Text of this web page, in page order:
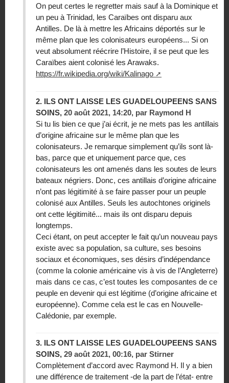
On peut certes le regretter mais sauf à la Dominique et
un peu à Trinidad, les Caraïbes ont disparu aux
Antilles. De là à mettre les Africains déportés sur le
même plan que les colonisateurs européens... Si on
veut absolument réécrire l’Histoire, il se peut que les
Caraïbes aient colonisé les Arawaks.
https://fr.wikipedia.org/wiki/Kalinago
2. ILS ONT LAISSE LES GUADELOUPEENS SANS
SOINS, 20 août 2021, 14:20, par Raymond H
Si tu lis bien ce que j’ai écrit, je ne mets pas les antillais
d’origine africaine sur le même plan que les
colonisateurs. Je remarque simplement qu’ils sont là-
bas, parce que et uniquement parce que, ces
colonisateurs les ont amenés dans les soutes de leurs
bateaux négriers. Donc, ces antillais d’origine africaine
n’ont pas légitimité à se faire passer pour un peuple
colonisé aux Antilles. Seuls les autochtones originels
ont cette légitimité... mais ils ont disparu depuis
longtemps.
Ceci étant, on peut accepter le fait qu’un nouveau pays
existe avec sa population, sa culture, ses besoins
sociaux et économiques, ses désirs d’indépendance
(comme la colonie américaine vis à vis de l’Angleterre)
mais dans ce cas, c’est toutes les composantes de ce
peuple en devenir qui est légitime (d’origine africaine et
européenne). Comme cela est le cas en Nouvelle-
Calédonie, par exemple.
3. ILS ONT LAISSE LES GUADELOUPEENS SANS
SOINS, 29 août 2021, 00:16, par Stirner
Complètement d’accord avec Raymond H. Il y a bien
une différence de traitement -de la part de l’état- entre